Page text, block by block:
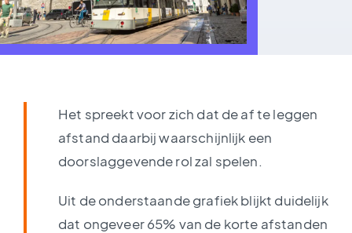
Het spreekt voor zich dat de af te leggen
afstand daarbij waarschijnlijk een
doorslaggevende rol zal spelen.
Uit de onderstaande grafiek blijkt duidelijk
dat ongeveer 65% van de korte afstanden